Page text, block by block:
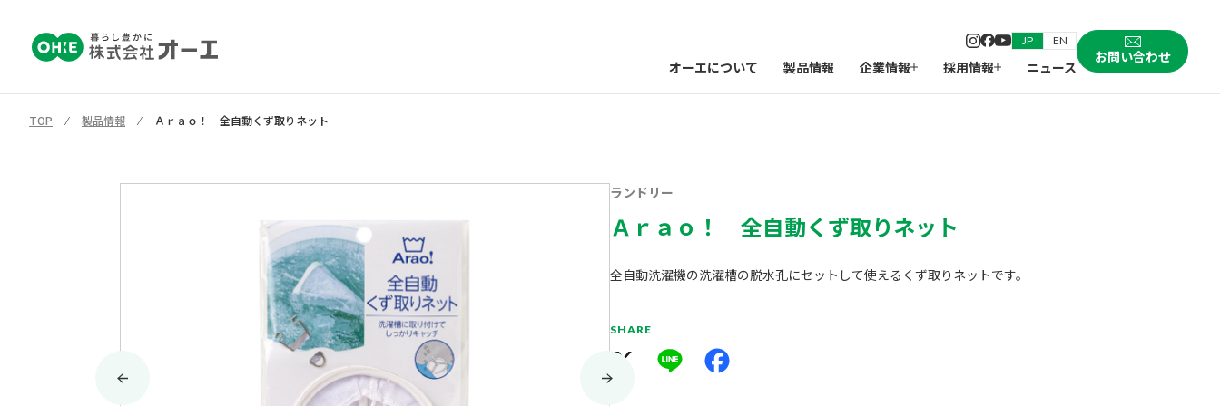
JP EN
オーエについて 製品情報 企業情報 採用情報 ニュース
お問い合わせ
TOP ⁄ 製品情報 ⁄ Ａｒａｏ！ 全自動くず取りネット
ランドリー
Ａｒａｏ！ 全自動くず取りネット
全自動洗濯機の洗濯槽の脱水孔にセットして使えるくず取りネットです。
SHARE
Line